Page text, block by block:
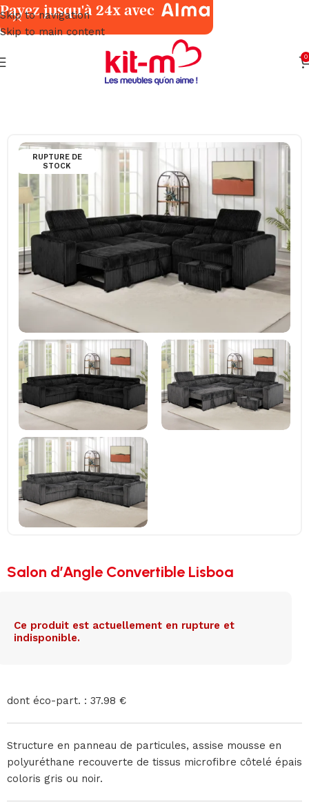
Skip to navigation
Skip to main content
0
Salons & Fauteuils Angles
RUPTURE DE
STOCK
Salon d’Angle Convertible Lisboa
Ce produit est actuellement en rupture et
indisponible.
dont éco-part. : 37.98 €
Structure en panneau de particules, assise mousse en
polyuréthane recouverte de tissus microfibre côtelé épais
coloris gris ou noir.
Payez jusqu'à 24x avec